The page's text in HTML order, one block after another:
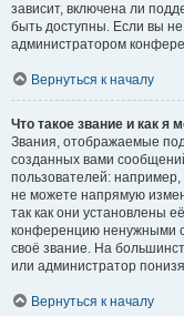
зависит, включена ли
быть доступны. Если вы
администратором
Вернуться к началу
Что такое звание и как я
Звания, отображаемые
созданных вами
пользователей:
не можете напрямую
так как они установлены
конференцию ненужными
своё звание. На
или администратор
Вернуться к началу